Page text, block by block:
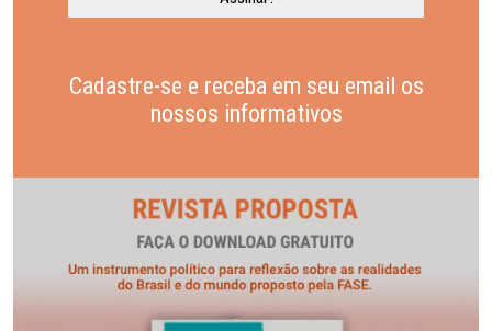
Cadastre-se e receba em seu email os
nossos informativos